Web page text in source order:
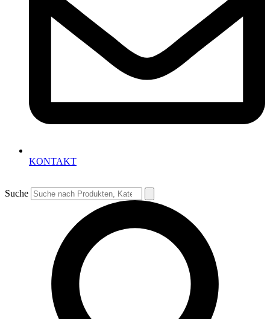
KONTAKT
Suche